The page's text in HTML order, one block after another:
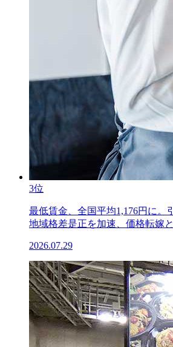
3位
最低賃金、全国平均1,176円に。
地域格差是正を加速、価格転嫁
2026.07.29